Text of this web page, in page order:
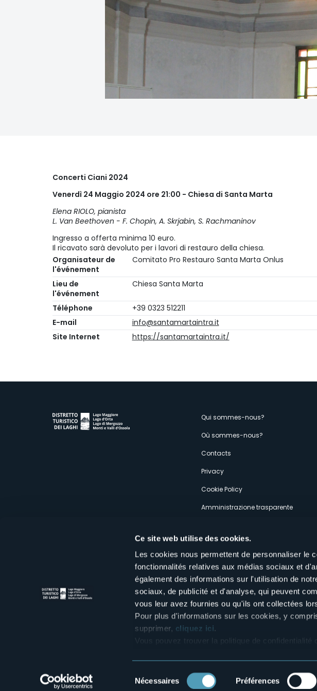
Ce site web utilise des cookies.
Les cookies nous permettent de personnaliser le
fonctionnalités relatives aux médias sociaux et
également des informations sur l'utilisation de
sociaux, de publicité et d'analyse, qui peuvent
vous leur avez fournies ou qu'ils ont collectées
Pour plus d'informations sur les cookies, y
supprimer, cliquez ici.
Vous pouvez trouver la politique de confidentialité
du
Nécessaires Préférences
Concerti Ciani 2024
Venerdì 24 Maggio 2024 ore 21:00 - Chiesa di Santa Marta
Elena RIOLO, pianista
L. Van Beethoven - F. Chopin, A. Skrjabin, S. Rachmaninov
Ingresso a offerta minima 10 euro.
Il ricavato sarà devoluto per i lavori di restauro della chiesa.
Organisateur de
l'événement
Comitato Pro Restauro Santa Marta Onlus
Lieu de
l'événement
Chiesa Santa Marta
Téléphone
+39 0323 512211
E-mail
info@santamartaintra.it
Site Internet
https://santamartaintra.it/
Menù
Qui sommes-nous?
Où sommes-nous?
Contacts
Privacy
Cookie Policy
Amministrazione trasparente
Distretto Turistico dei Laghi Scrl
Sede legale e operativa: Corso Italia 26 - 28838 Stresa VB - Italy
e distrettolaghi@legalmail.it